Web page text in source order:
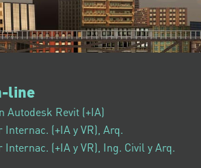
line
Autodesk Revit (+IA)
(+IA y VR), Arq.
(+IA y VR), Ing. Civil y Arq.